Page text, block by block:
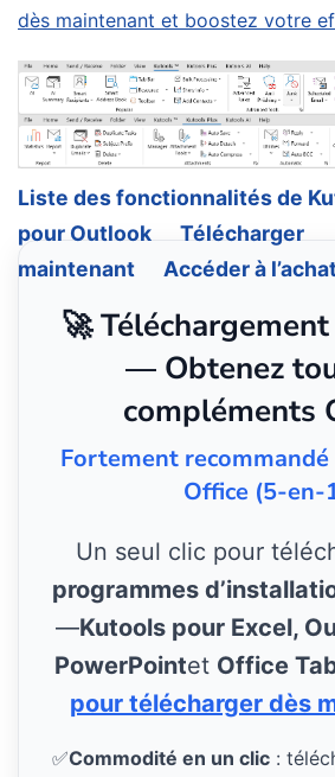
dès maintenant et boostez votre
Liste des fonctionnalités de
pour Outlook
Télécharger
maintenant
Accéder à
🚀
— Obtenez
compléments
Fortement
Office (5-en-
Un seul clic pour
programmes
—Kutools pour Excel,
PowerPointet Office
pour télécharger dès
✅Commodité en un clic :